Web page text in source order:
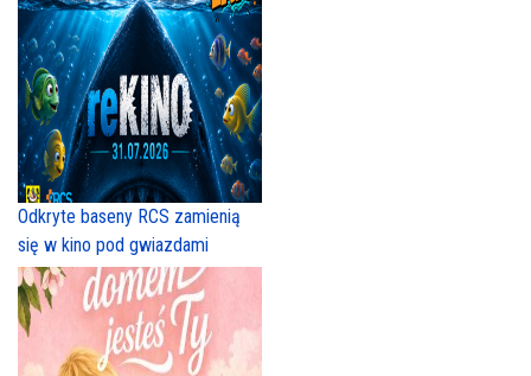
Odkryte baseny RCS zamienią
się w kino pod gwiazdami